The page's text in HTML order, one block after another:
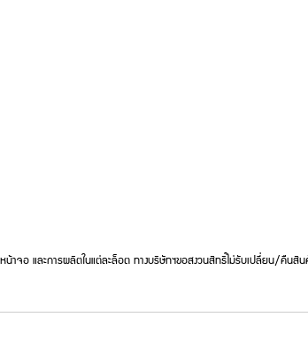
น้าจอ และการผลิตในแต่ละล็อต ทางบริษัทฯขอสงวนสิทธิ์ไม่รับเปลี่ยน/คืนสิน